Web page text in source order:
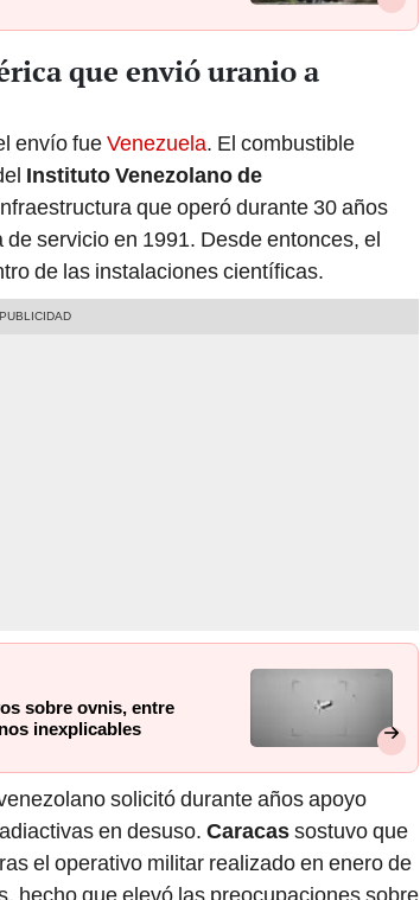
que envió uranio a
envío fueVenezuela. El combustible
Instituto Venezolano de
que operó durante 30 años
servicio en 1991. Desde entonces, el
de las instalaciones científicas.
sobre ovnis, entre
inexplicables
solicitó durante años apoyo
en desuso. Caracassostuvo que
el operativo militar realizado en enero de
hecho que elevó las preocupaciones sobre